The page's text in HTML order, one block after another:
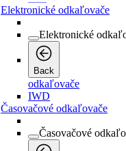
Elektronické odkaľovače
Elektronické
Back
odkaľovače
IWD
Časovačové odkaľovače
Časovačové